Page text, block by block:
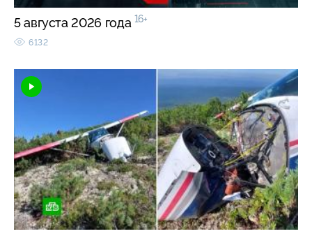
5 августа 2026 года 16+
6132